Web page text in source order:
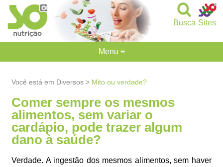
Sites
Busca
Você está em Diversos > Mito ou verdade?
Comer sempre os mesmos
alimentos, sem variar o
cardápio, pode trazer algum
dano à saúde?
Verdade. A ingestão dos mesmos alimentos, sem haver